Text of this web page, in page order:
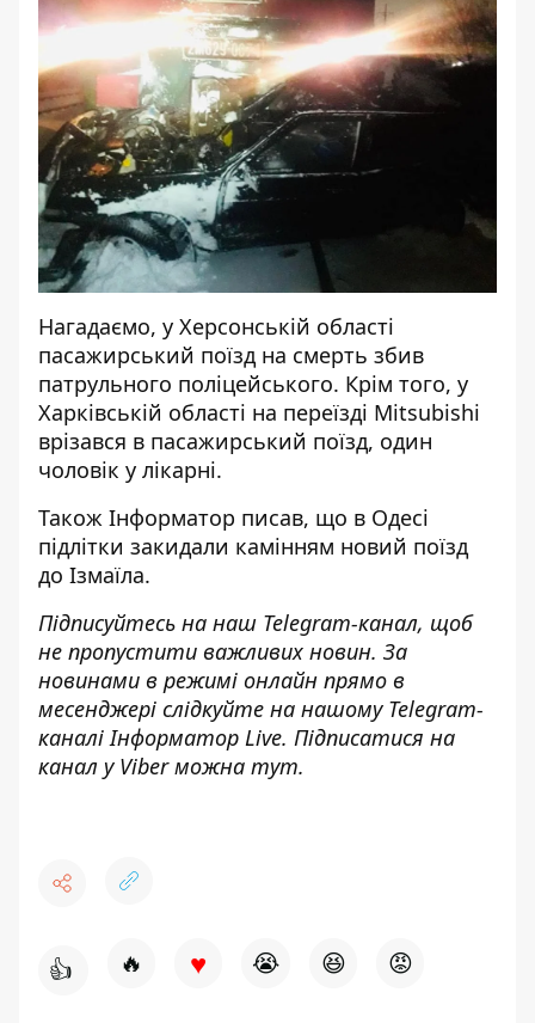
Нагадаємо, у Херсонській області
пасажирський поїзд на смерть збив
патрульного поліцейського. Крім того, у
Харківській області на переїзді Mitsubishi
врізався в пасажирський поїзд, один
чоловік у лікарні.
Також Інформатор писав, що в Одесі
підлітки закидали камінням новий поїзд
до Ізмаїла.
Підписуйтесь на наш Telegram-канал, щоб
не пропустити важливих новин. За
новинами в режимі онлайн прямо в
месенджері слідкуйте на нашому Telegram-
каналіІнформатор Live. Підписатися на
канал у Viber можна тут.
👍 🔥 ♥ 😭 😆 😡